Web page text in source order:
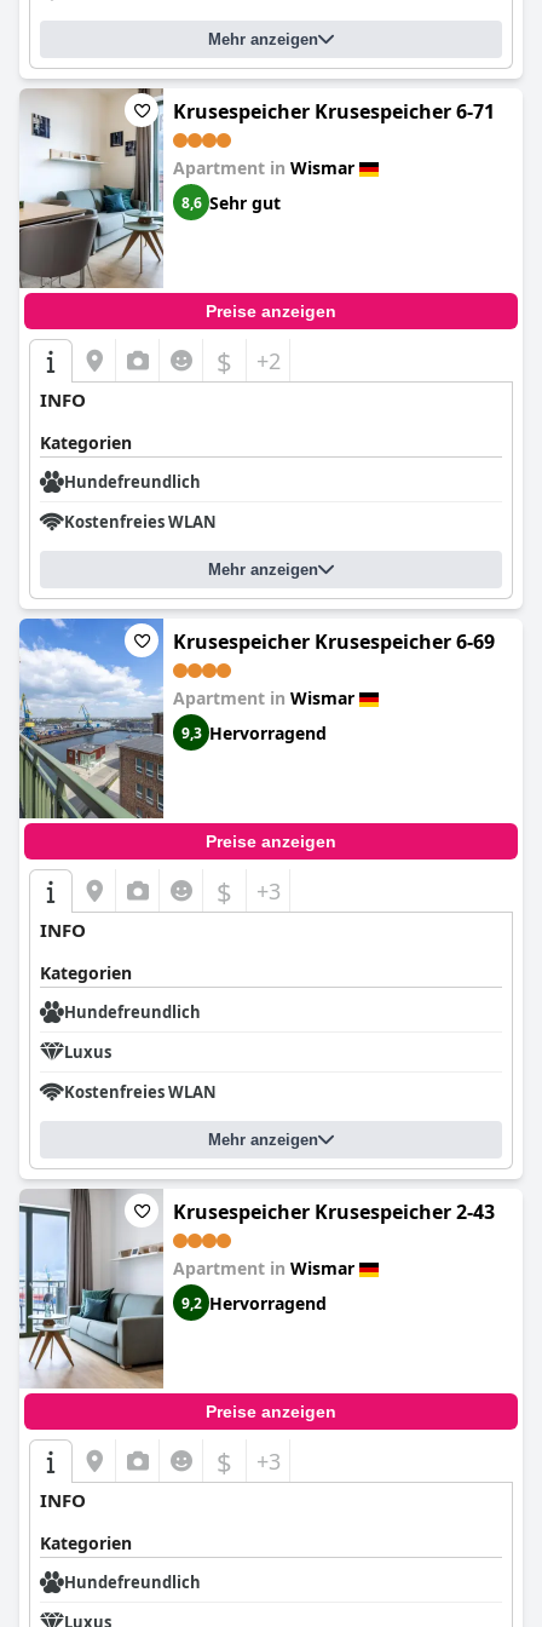
Mehr anzeigen
Krusespeicher Krusespeicher 6-71
Apartment in Wismar
8,6 Sehr gut
Preise anzeigen
$ +2
INFO
Kategorien
Hundefreundlich
Kostenfreies WLAN
Mehr anzeigen
Krusespeicher Krusespeicher 6-69
Apartment in Wismar
9,3 Hervorragend
Preise anzeigen
$ +3
INFO
Kategorien
Hundefreundlich
Luxus
Kostenfreies WLAN
Mehr anzeigen
Krusespeicher Krusespeicher 2-43
Apartment in Wismar
9,2 Hervorragend
Preise anzeigen
$ +3
INFO
Kategorien
Hundefreundlich
Luxus